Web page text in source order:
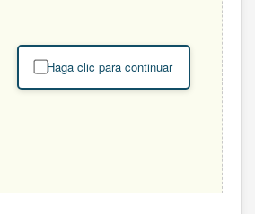
Haga clic para continuar